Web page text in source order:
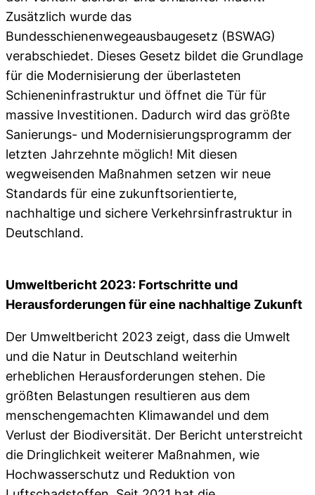
Zusätzlich wurde das
Bundesschienenwegeausbaugesetz (BSWAG)
verabschiedet. Dieses Gesetz bildet die Grundlage
für die Modernisierung der überlasteten
Schieneninfrastruktur und öffnet die Tür für
massive Investitionen. Dadurch wird das größte
Sanierungs- und Modernisierungsprogramm der
letzten Jahrzehnte möglich! Mit diesen
wegweisenden Maßnahmen setzen wir neue
Standards für eine zukunftsorientierte,
nachhaltige und sichere Verkehrsinfrastruktur in
Deutschland.
Umweltbericht 2023: Fortschritte und
Herausforderungen für eine nachhaltige Zukunft
Der Umweltbericht 2023 zeigt, dass die Umwelt
und die Natur in Deutschland weiterhin
erheblichen Herausforderungen stehen. Die
größten Belastungen resultieren aus dem
menschengemachten Klimawandel und dem
Verlust der Biodiversität. Der Bericht unterstreicht
die Dringlichkeit weiterer Maßnahmen, wie
Hochwasserschutz und Reduktion von